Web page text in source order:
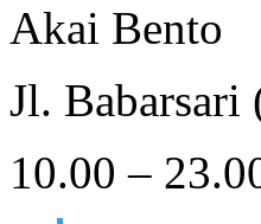
Akai Bento
Jl. Babarsari
10.00 –